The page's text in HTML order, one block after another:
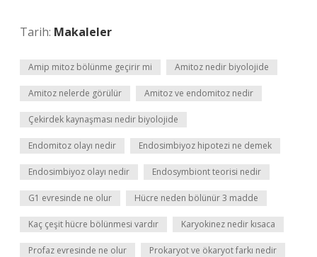
Tarih: Makaleler
Amip mitoz bölünme geçirir mi Amitoz nedir biyolojide
Amitoz nelerde görülür Amitoz ve endomitoz nedir
Çekirdek kaynaşması nedir biyolojide
Endomitoz olayı nedir Endosimbiyoz hipotezi ne demek
Endosimbiyoz olayı nedir Endosymbiont teorisi nedir
G1 evresinde ne olur Hücre neden bölünür 3 madde
Kaç çeşit hücre bölünmesi vardır Karyokinez nedir kısaca
Profaz evresinde ne olur Prokaryot ve ökaryot farkı nedir